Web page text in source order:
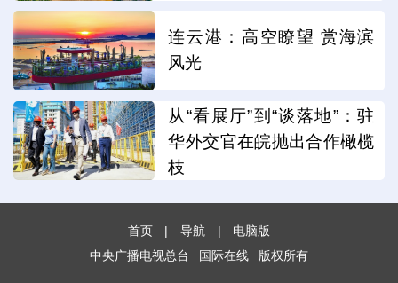
连云港：高空瞭望 赏海滨
风光
从“看展厅”到“谈落地”：驻
华外交官在皖抛出合作橄榄
枝
首页 | 导航 |
电脑版
中央广播电视总台
国际在线 版权所有